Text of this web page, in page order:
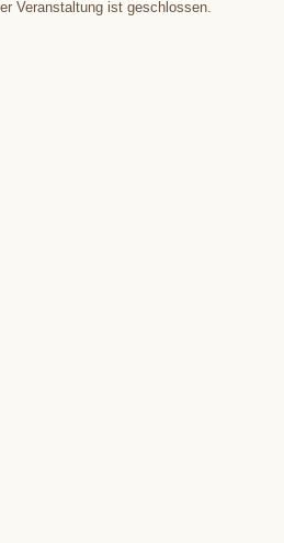
Veranstaltung ist geschlossen.